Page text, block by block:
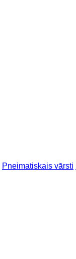
Pneimatiskais vārsti